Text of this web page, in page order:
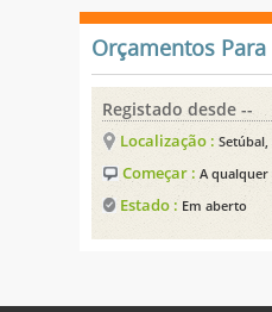
Orçamentos
Registado desde --
Localização :
Começar :A
Estado : Em aberto